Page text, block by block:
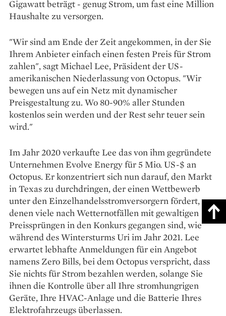
Gigawatt beträgt - genug Strom, um fast eine Million
Haushalte zu versorgen.
"Wir sind am Ende der Zeit angekommen, in der Sie
Ihrem Anbieter einfach einen festen Preis für Strom
zahlen", sagt Michael Lee, Präsident der US-
amerikanischen Niederlassung von Octopus. "Wir
bewegen uns auf ein Netz mit dynamischer
Preisgestaltung zu. Wo 80-90% aller Stunden
kostenlos sein werden und der Rest sehr teuer sein
wird."
Im Jahr 2020 verkaufte Lee das von ihm gegründete
Unternehmen Evolve Energy für 5 Mio. US-$ an
Octopus. Er konzentriert sich nun darauf, den Markt
in Texas zu durchdringen, der einen Wettbewerb
unter den Einzelhandelsstromversorgern fördert, von
denen viele nach Wetternotfällen mit gewaltigen
Preissprüngen in den Konkurs gegangen sind, wie
während des Wintersturms Uri im Jahr 2021. Lee
erwartet lebhafte Anmeldungen für ein Angebot
namens Zero Bills, bei dem Octopus verspricht, dass
Sie nichts für Strom bezahlen werden, solange Sie
ihnen die Kontrolle über all Ihre stromhungrigen
Geräte, Ihre HVAC-Anlage und die Batterie Ihres
Elektrofahrzeugs überlassen.